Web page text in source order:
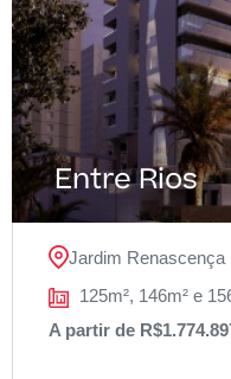
Entre Rios
Jardim Renascença
125m², 146m² e
A partir de